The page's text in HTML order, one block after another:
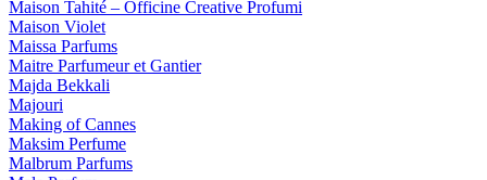
Maison Tahité – Officine Creative Profumi
Maison Violet
Maissa Parfums
Maitre Parfumeur et Gantier
Majda Bekkali
Majouri
Making of Cannes
Maksim Perfume
Malbrum Parfums